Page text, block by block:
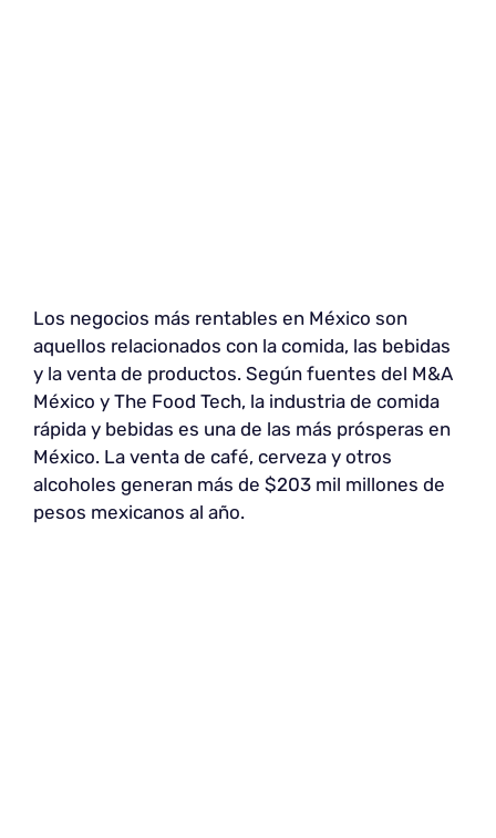
Los negocios más rentables en México son
aquellos relacionados con la comida, las bebidas
y la venta de productos. Según fuentes del M&A
México y The Food Tech, la industria de comida
rápida y bebidas es una de las más prósperas en
México. La venta de café, cerveza y otros
alcoholes generan más de $203 mil millones de
pesos mexicanos al año.